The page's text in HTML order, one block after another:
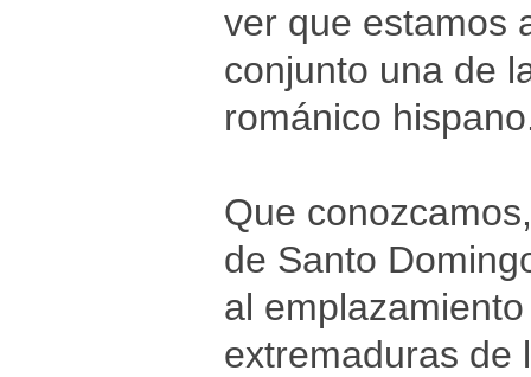
ver que estamos
conjunto una de
románico
Que
de Santo
al
extremaduras de